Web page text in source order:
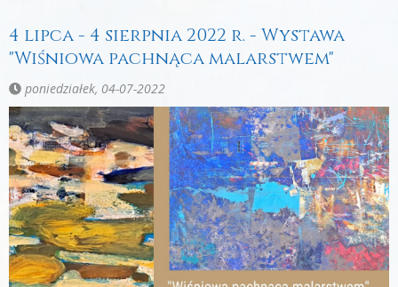
4 lipca - 4 sierpnia 2022 r. - Wystawa
"Wiśniowa pachnąca malarstwem"
poniedziałek, 04-07-2022